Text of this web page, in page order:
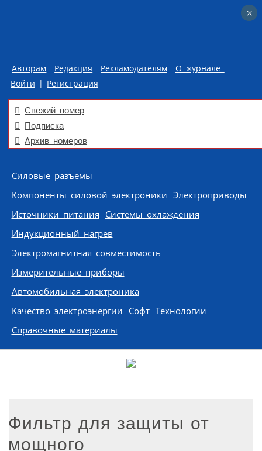
Авторам Редакция Рекламодателям
О журнале
Войти | Регистрация
Свежий номер
Подписка
Архив номеров
Skip to content
Силовые разъемы
Компоненты силовой электроники Электроприводы
Источники питания Системы охлаждения
Индукционный нагрев
Электромагнитная совместимость
Измерительные приборы
Автомобильная электроника
Качество электроэнергии Софт Технологии
Справочные материалы
Фильтр для защиты от
мощного
×
×